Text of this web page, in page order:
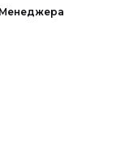
Менеджера